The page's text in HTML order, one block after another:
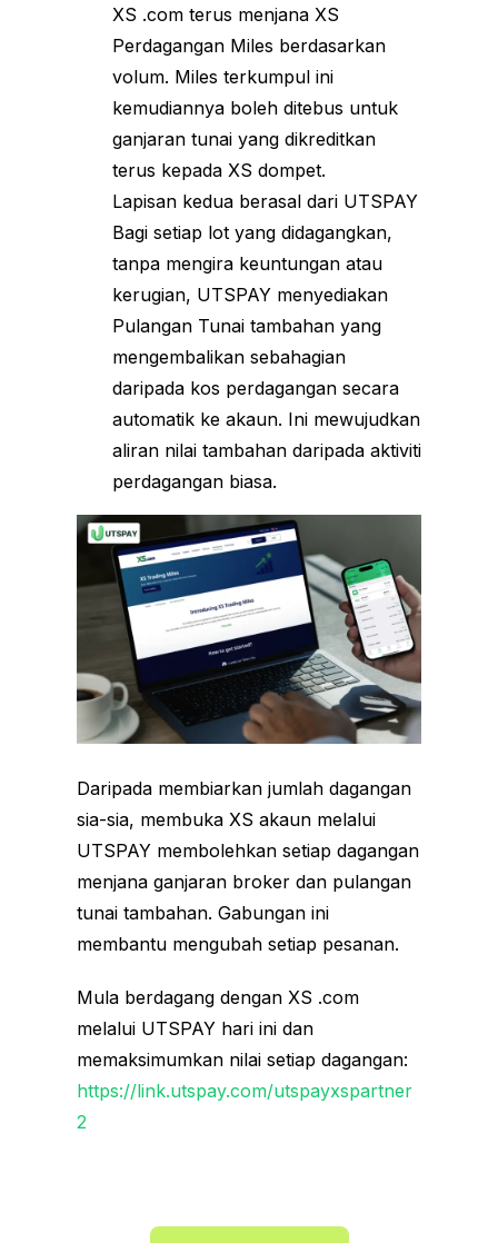
XS .com terus menjana XS
Perdagangan Miles berdasarkan
volum. Miles terkumpul ini
kemudiannya boleh ditebus untuk
ganjaran tunai yang dikreditkan
terus kepada XS dompet.
Lapisan kedua berasal dari UTSPAY
Bagi setiap lot yang didagangkan,
tanpa mengira keuntungan atau
kerugian, UTSPAY menyediakan
Pulangan Tunai tambahan yang
mengembalikan sebahagian
daripada kos perdagangan secara
automatik ke akaun. Ini mewujudkan
aliran nilai tambahan daripada aktiviti
perdagangan biasa.
Daripada membiarkan jumlah dagangan
sia-sia, membuka XS akaun melalui
UTSPAY membolehkan setiap dagangan
menjana ganjaran broker dan pulangan
tunai tambahan. Gabungan ini
membantu mengubah setiap pesanan.
Mula berdagang dengan XS .com
melalui UTSPAY hari ini dan
memaksimumkan nilai setiap dagangan:
https://link.utspay.com/utspayxspartner
2